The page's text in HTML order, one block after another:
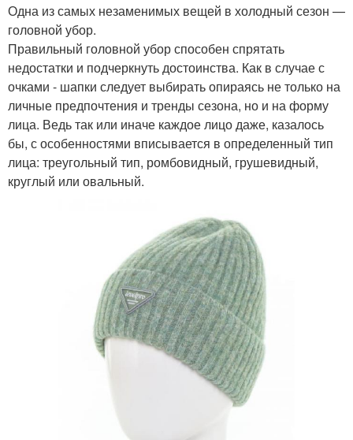
Одна из самых незаменимых вещей в холодный сезон —
головной убор.
Правильный головной убор способен спрятать
недостатки и подчеркнуть достоинства. Как в случае с
очками - шапки следует выбирать опираясь не только на
личные предпочтения и тренды сезона, но и на форму
лица. Ведь так или иначе каждое лицо даже, казалось
бы, с особенностями вписывается в определенный тип
лица: треугольный тип, ромбовидный, грушевидный,
круглый или овальный.